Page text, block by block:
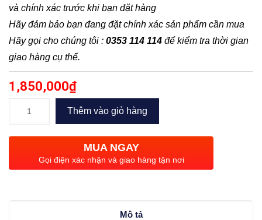
và chính xác trước khi bạn đặt hàng
Hãy đảm bảo bạn đang đặt chính xác sản phẩm cần mua
Hãy gọi cho chúng tôi : 0353 114 114 để kiểm tra thời gian
giao hàng cụ thể.
1,850,000₫
tăng
LIP
Thêm vào giỏ hàng
MUA NGAY
Gọi điện xác nhận và giao hàng tận nơi
Mô tả